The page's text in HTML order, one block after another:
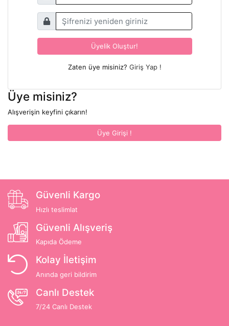
Üyelik Oluştur!
Zaten üye misiniz? Giriş Yap !
Üye misiniz?
Alışverişin keyfini çıkarın!
Üye Girişi !
Güvenli Kargo
Hızlı teslimlat
Güvenli Alışveriş
Kapıda Ödeme
Kolay İletişim
Anında geri bildirim
Canlı Destek
7/24 Canlı Destek